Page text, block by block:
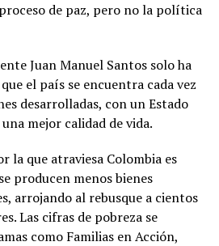
de paz, pero no la política
Juan Manuel Santos solo ha
el país se encuentra cada vez
desarrolladas, con un Estado
mejor calidad de vida.
la que atraviesa Colombia es
producen menos bienes
arrojando al rebusque a cientos
Las cifras de pobreza se
como Familias en Acción,